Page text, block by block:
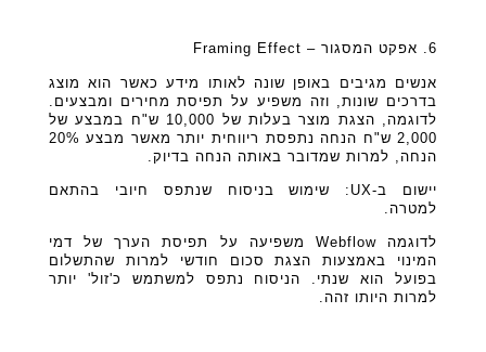
6. אפקט המסגור – Framing Effect
אנשים מגיבים באופן שונה לאותו מידע כאשר הוא מוצג
בדרכים שונות, וזה משפיע על תפיסת מחירים ומבצעים.
לדוגמה, הצגת מוצר בעלות של 10,000 ש"ח במבצע של
2,000 ש"ח הנחה נתפסת ריווחית יותר מאשר מבצע 20%
הנחה, למרות שמדובר באותה הנחה בדיוק.
יישום ב-UX: שימוש בניסוח שנתפס חיובי בהתאם
למטרה.
לדוגמה Webflow משפיעה על תפיסת הערך של דמי
המינוי באמצעות הצגת סכום חודשי למרות שהתשלום
בפועל הוא שנתי. הניסוח נתפס למשתמש כ'זול' יותר
למרות היותו זהה.